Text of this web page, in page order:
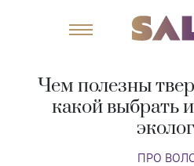
Чем полезны
какой выбрать
ПРО